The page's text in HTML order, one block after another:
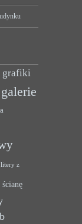
grafiki
galerie
litery z